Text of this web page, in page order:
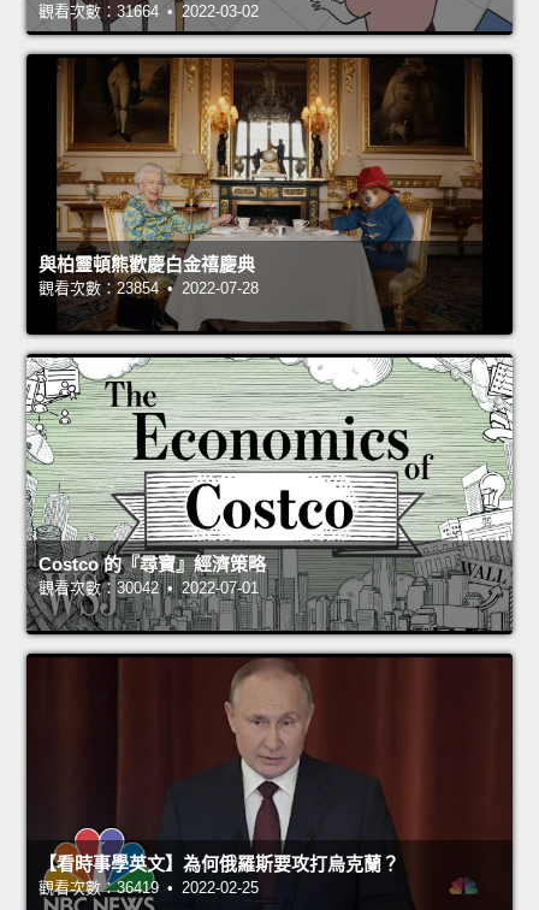
觀看次數：31664 • 2022-03-02
與柏靈頓熊歡慶白金禧慶典
觀看次數：23854 • 2022-07-28
Costco 的『尋寶』經濟策略
觀看次數：30042 • 2022-07-01
【看時事學英文】為何俄羅斯要攻打烏克蘭？
觀看次數：36419 • 2022-02-25